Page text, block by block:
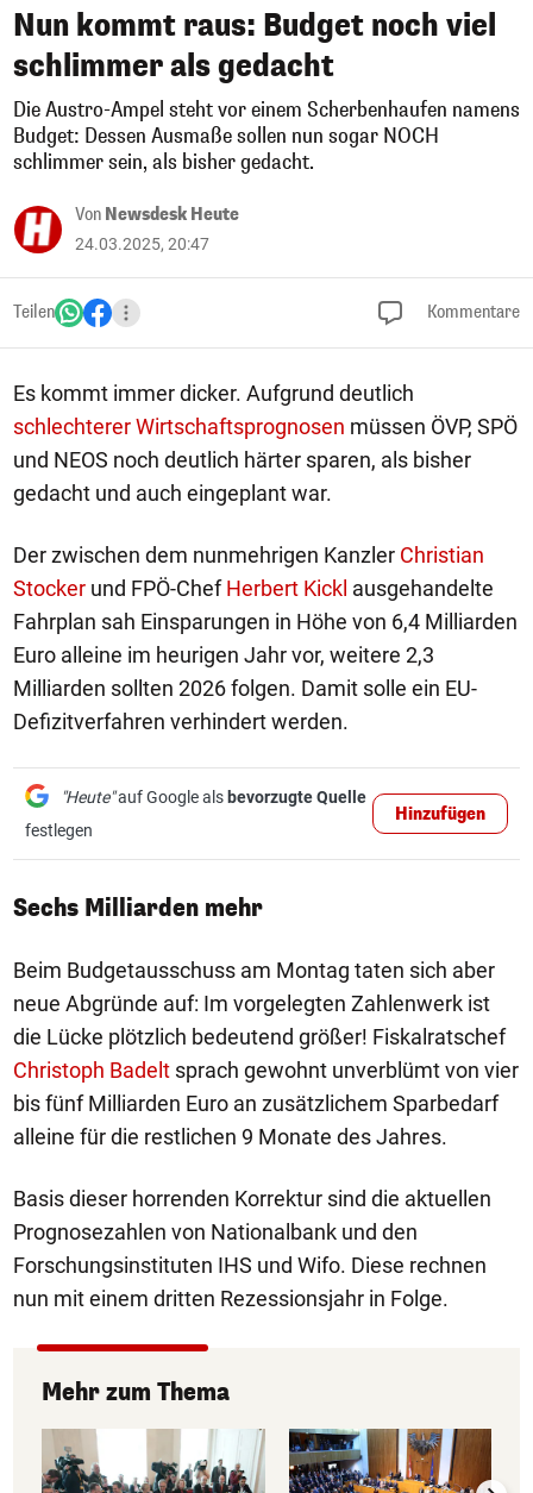
Nun kommt raus: Budget noch viel
schlimmer als gedacht
Die Austro-Ampel steht vor einem Scherbenhaufen namens
Budget: Dessen Ausmaße sollen nun sogar NOCH
schlimmer sein, als bisher gedacht.
Von Newsdesk Heute
24.03.2025, 20:47
Teilen Kommentare
Es kommt immer dicker. Aufgrund deutlich
schlechterer Wirtschaftsprognosen müssen ÖVP, SPÖ
und NEOS noch deutlich härter sparen, als bisher
gedacht und auch eingeplant war.
Der zwischen dem nunmehrigen Kanzler Christian
Stocker und FPÖ-ChefHerbert Kickl ausgehandelte
Fahrplan sah Einsparungen in Höhe von 6,4 Milliarden
Euro alleine im heurigen Jahr vor, weitere 2,3
Milliarden sollten 2026 folgen. Damit solle ein EU-
Defizitverfahren verhindert werden.
"Heute"auf Google als bevorzugte Quelle
festlegen
Hinzufügen
Sechs Milliarden mehr
Beim Budgetausschuss am Montag taten sich aber
neue Abgründe auf: Im vorgelegten Zahlenwerk ist
die Lücke plötzlich bedeutend größer! Fiskalratschef
Christoph Badelt sprach gewohnt unverblümt von vier
bis fünf Milliarden Euro an zusätzlichem Sparbedarf
alleine für die restlichen 9 Monate des Jahres.
Basis dieser horrenden Korrektur sind die aktuellen
Prognosezahlen von Nationalbank und den
Forschungsinstituten IHS und Wifo. Diese rechnen
nun mit einem dritten Rezessionsjahr in Folge.
Mehr zum Thema